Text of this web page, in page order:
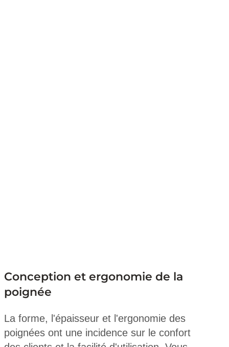
Conception et ergonomie de la
poignée
La forme, l'épaisseur et l'ergonomie des
poignées ont une incidence sur le confort